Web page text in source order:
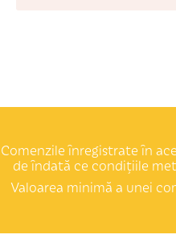
Comenzile înregistrate în
de îndată ce condițiile
Valoarea minimă a unei